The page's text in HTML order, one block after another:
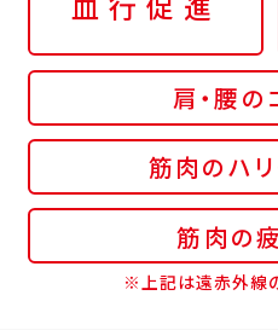
肩・腰の
筋肉のハリ
筋肉の
※上記は遠赤外線